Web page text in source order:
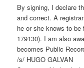
By signing, I declare
and correct. A
he or she knows to
179130). I am also
becomes Public
/s/ HUGO GALVAN